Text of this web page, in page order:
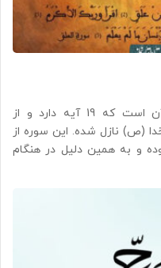
سوره عَلَق نود و ششمین سوره قرآن است که 19 آیه دارد و از
(ص) نازل شده. این سوره از
و به همین دلیل در هنگام